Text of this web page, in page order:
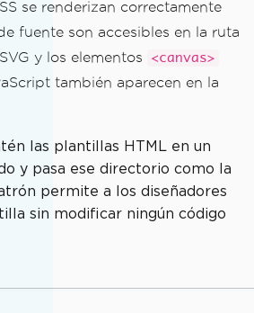
se renderizan correctamente
fuente son accesibles en la ruta
y los elementos
<canvas>
también aparecen en la
las plantillas HTML en un
y pasa ese directorio como la
permite a los diseñadores
sin modificar ningún código